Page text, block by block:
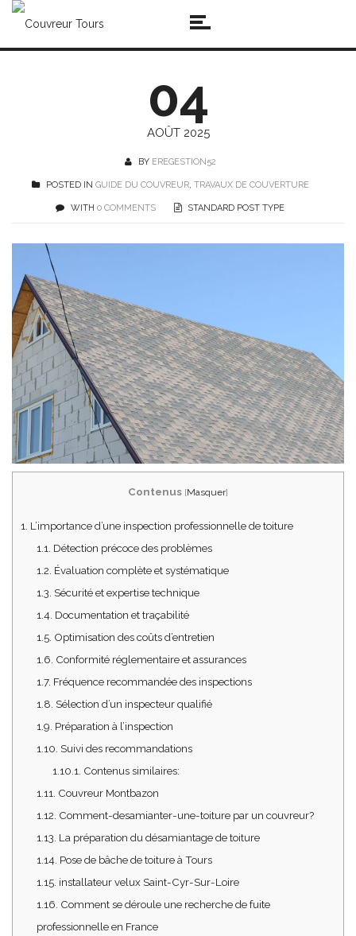
04
AOÛT 2025
BY EREGESTION52
POSTED IN GUIDE DU COUVREUR, TRAVAUX DE COUVERTURE
WITH 0 COMMENTS STANDARD POST TYPE
Contenus [Masquer]
1. L’importance d’une inspection professionnelle de toiture
1.1. Détection précoce des problèmes
1.2. Évaluation complète et systématique
1.3. Sécurité et expertise technique
1.4. Documentation et traçabilité
1.5. Optimisation des coûts d’entretien
1.6. Conformité réglementaire et assurances
1.7. Fréquence recommandée des inspections
1.8. Sélection d’un inspecteur qualifié
1.9. Préparation à l’inspection
1.10. Suivi des recommandations
1.10.1. Contenus similaires:
1.11. Couvreur Montbazon
1.12. Comment-desamianter-une-toiture par un couvreur?
1.13. La préparation du désamiantage de toiture
1.14. Pose de bâche de toiture à Tours
1.15. installateur velux Saint-Cyr-Sur-Loire
1.16. Comment se déroule une recherche de fuite
professionnelle en France